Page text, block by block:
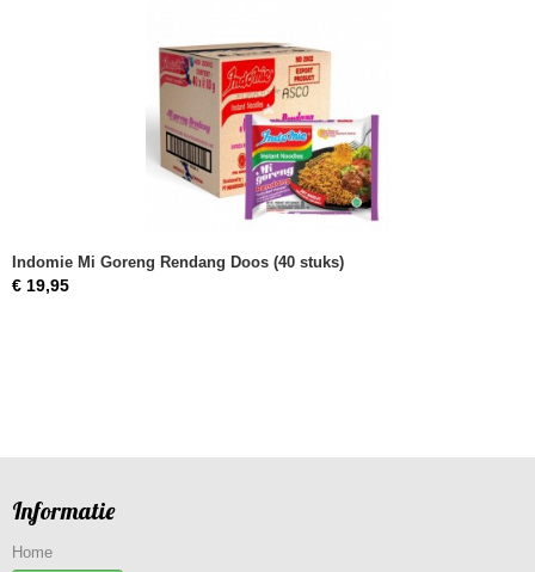
Indomie Mi Goreng Rendang Doos (40 stuks)
€ 19,95
Informatie
Home